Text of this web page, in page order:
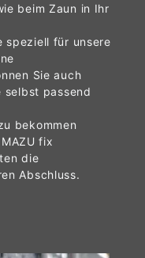
beim Zaun in Ihr
speziell für unsere
Sie auch
selbst passend
bekommen
fix
die
Abschluss.